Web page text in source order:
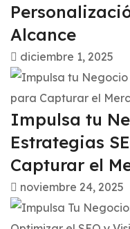
Alcance
diciembre 1, 2025
Impulsa tu
Estrategias
Capturar el
noviembre 24, 2025